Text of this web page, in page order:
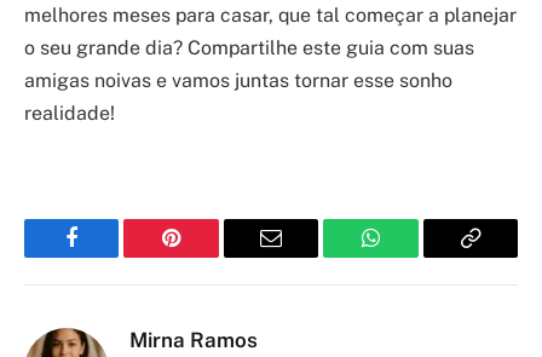
melhores meses para casar, que tal começar a planejar
o seu grande dia? Compartilhe este guia com suas
amigas noivas e vamos juntas tornar esse sonho
realidade!
Facebook Pinterest Email WhatsApp Copy
Mirna Ramos